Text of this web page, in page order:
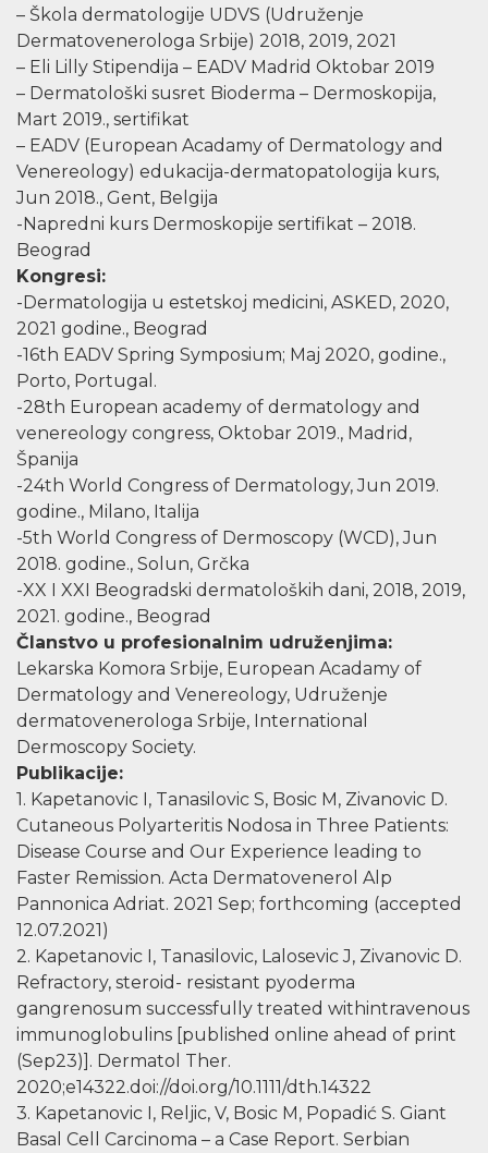
– Škola dermatologije UDVS (Udruženje
Dermatovenerologa Srbije) 2018, 2019, 2021
– Eli Lilly Stipendija – EADV Madrid Oktobar 2019
– Dermatološki susret Bioderma – Dermoskopija,
Mart 2019., sertifikat
– EADV (European Acadamy of Dermatology and
Venereology) edukacija-dermatopatologija kurs,
Jun 2018., Gent, Belgija
-Napredni kurs Dermoskopije sertifikat – 2018.
Beograd
Kongresi:
-Dermatologija u estetskoj medicini, ASKED, 2020,
2021 godine., Beograd
-16th EADV Spring Symposium; Maj 2020, godine.,
Porto, Portugal.
-28th European academy of dermatology and
venereology congress, Oktobar 2019., Madrid,
Španija
-24th World Congress of Dermatology, Jun 2019.
godine., Milano, Italija
-5th World Congress of Dermoscopy (WCD), Jun
2018. godine., Solun, Grčka
-XX I XXI Beogradski dermatoloških dani, 2018, 2019,
2021. godine., Beograd
Članstvo u profesionalnim udruženjima:
Lekarska Komora Srbije, European Acadamy of
Dermatology and Venereology, Udruženje
dermatovenerologa Srbije, International
Dermoscopy Society.
Publikacije:
1. Kapetanovic I, Tanasilovic S, Bosic M, Zivanovic D.
Cutaneous Polyarteritis Nodosa in Three Patients:
Disease Course and Our Experience leading to
Faster Remission. Acta Dermatovenerol Alp
Pannonica Adriat. 2021 Sep; forthcoming (accepted
12.07.2021)
2. Kapetanovic I, Tanasilovic, Lalosevic J, Zivanovic D.
Refractory, steroid- resistant pyoderma
gangrenosum successfully treated withintravenous
immunoglobulins [published online ahead of print
(Sep23)]. Dermatol Ther.
2020;e14322.doi://doi.org/10.1111/dth.14322
3. Kapetanovic I, Reljic, V, Bosic M, Popadić S. Giant
Basal Cell Carcinoma – a Case Report. Serbian